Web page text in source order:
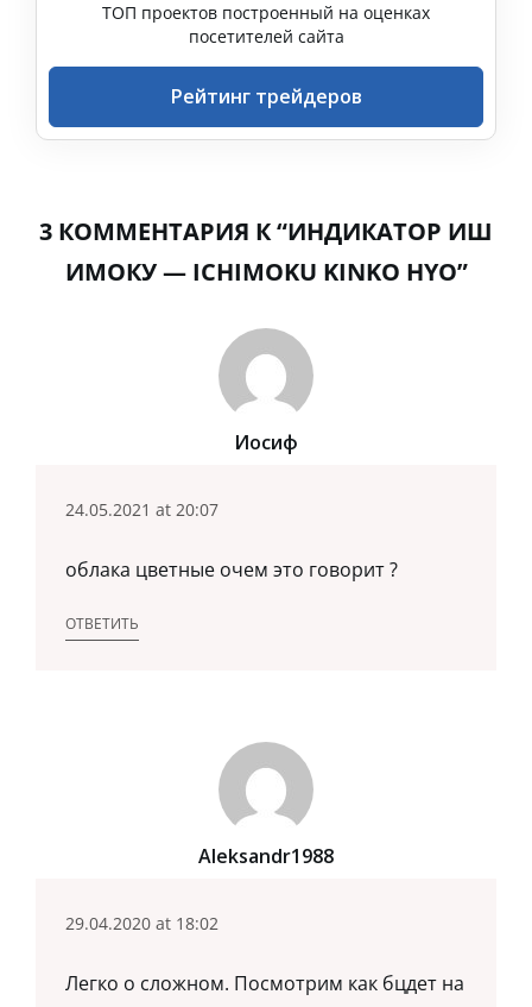
ТОП проектов построенный на оценках
посетителей сайта
Рейтинг трейдеров
3 КОММЕНТАРИЯ К “ИНДИКАТОР ИШ
ИМОКУ — ICHIMOKU KINKO HYO”
Иосиф
24.05.2021 at 20:07
облака цветные очем это говорит ?
ОТВЕТИТЬ
Aleksandr1988
29.04.2020 at 18:02
Легко о сложном. Посмотрим как бцдет на